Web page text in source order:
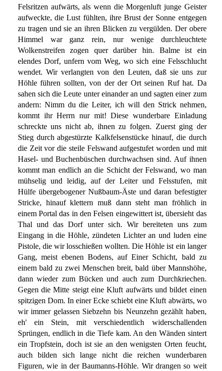
Felsritzen aufwärts, als wenn die Morgenluft junge Geister
aufweckte, die Lust fühlten, ihre Brust der Sonne entgegen
zu tragen und sie an ihren Blicken zu vergülden. Der obere
Himmel war ganz rein, nur wenige durchleuchtete
Wolkenstreifen zogen quer darüber hin. Balme ist ein
elendes Dorf, unfern vom Weg, wo sich eine Felsschlucht
wendet. Wir verlangten von den Leuten, daß sie uns zur
Höhle führen sollten, von der der Ort seinen Ruf hat. Da
sahen sich die Leute unter einander an und sagten einer zum
andern: Nimm du die Leiter, ich will den Strick nehmen,
kommt ihr Herrn nur mit! Diese wunderbare Einladung
schreckte uns nicht ab, ihnen zu folgen. Zuerst ging der
Stieg durch abgestürzte Kalkfelsenstücke hinauf, die durch
die Zeit vor die steile Felswand aufgestufet worden und mit
Hasel- und Buchenbüschen durchwachsen sind. Auf ihnen
kommt man endlich an die Schicht der Felswand, wo man
mühselig und leidig, auf der Leiter und Felsstufen, mit
Hülfe übergebogener Nußbaum-Äste und daran befestigter
Stricke, hinauf klettern muß dann steht man fröhlich in
einem Portal das in den Felsen eingewittert ist, übersieht das
Thal und das Dorf unter sich. Wir bereiteten uns zum
Eingang in die Höhle, zündeten Lichter an und luden eine
Pistole, die wir losschießen wollten. Die Höhle ist ein langer
Gang, meist ebenen Bodens, auf Einer Schicht, bald zu
einem bald zu zwei Menschen breit, bald über Mannshöhe,
dann wieder zum Bücken und auch zum Durchkriechen.
Gegen die Mitte steigt eine Kluft aufwärts und bildet einen
spitzigen Dom. In einer Ecke schiebt eine Kluft abwärts, wo
wir immer gelassen Siebzehn bis Neunzehn gezählt haben,
eh' ein Stein, mit verschiedentlich widerschallenden
Sprüngen, endlich in die Tiefe kam. An den Wänden sintert
ein Tropfstein, doch ist sie an den wenigsten Orten feucht,
auch bilden sich lange nicht die reichen wunderbaren
Figuren, wie in der Baumanns-Höhle. Wir drangen so weit